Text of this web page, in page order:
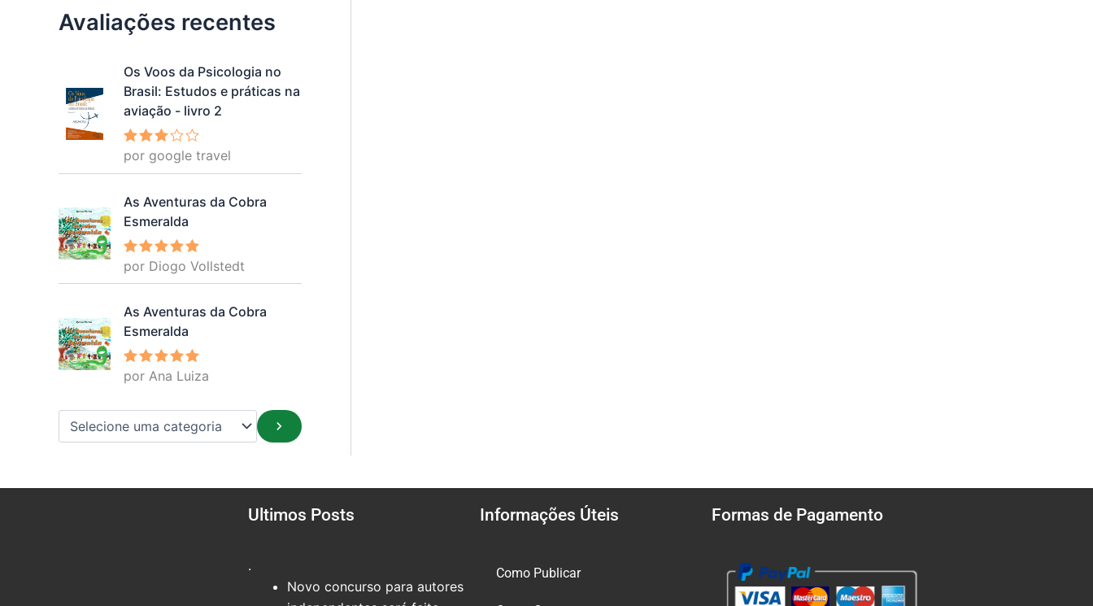
Avaliações recentes
Os Voos da Psicologia no
Brasil: Estudos e práticas na
aviação - livro 2
Avalia
ção 3
por google travel
As Aventuras da Cobra
Esmeralda
Avaliação
5
por Diogo Vollstedt
As Aventuras da Cobra
Esmeralda
Avaliação
5
por Ana Luiza
Ultimos Posts
.
Novo concurso para autores
Informações Úteis
Como Publicar
Formas de Pagamento